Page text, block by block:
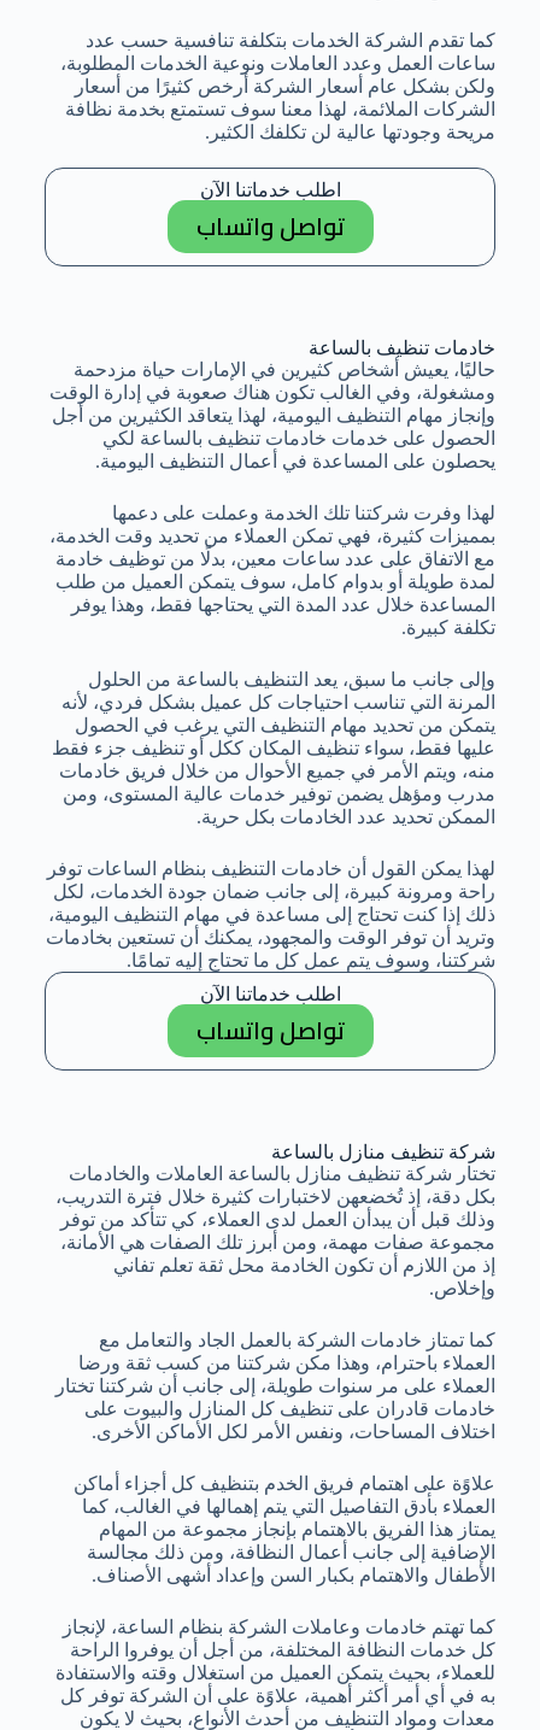
كما تقدم الشركة الخدمات بتكلفة تنافسية حسب عدد
ساعات العمل وعدد العاملات ونوعية الخدمات المطلوبة،
ولكن بشكل عام أسعار الشركة أرخص كثيرًا من أسعار
الشركات الملائمة، لهذا معنا سوف تستمتع بخدمة نظافة
مريحة وجودتها عالية لن تكلفك الكثير.
اطلب خدماتنا الآن
تواصل واتساب
خادمات تنظيف بالساعة
حاليًا، يعيش أشخاص كثيرين في الإمارات حياة مزدحمة
ومشغولة، وفي الغالب تكون هناك صعوبة في إدارة الوقت
وإنجاز مهام التنظيف اليومية، لهذا يتعاقد الكثيرين من أجل
الحصول على خدمات خادمات تنظيف بالساعة لكي
يحصلون على المساعدة في أعمال التنظيف اليومية.
لهذا وفرت شركتنا تلك الخدمة وعملت على دعمها
بمميزات كثيرة، فهي تمكن العملاء من تحديد وقت الخدمة،
مع الاتفاق على عدد ساعات معين، بدلًا من توظيف خادمة
لمدة طويلة أو بدوام كامل، سوف يتمكن العميل من طلب
المساعدة خلال عدد المدة التي يحتاجها فقط، وهذا يوفر
تكلفة كبيرة.
وإلى جانب ما سبق، يعد التنظيف بالساعة من الحلول
المرنة التي تناسب احتياجات كل عميل بشكل فردي، لأنه
يتمكن من تحديد مهام التنظيف التي يرغب في الحصول
عليها فقط، سواء تنظيف المكان ككل أو تنظيف جزء فقط
منه، ويتم الأمر في جميع الأحوال من خلال فريق خادمات
مدرب ومؤهل يضمن توفير خدمات عالية المستوى، ومن
الممكن تحديد عدد الخادمات بكل حرية.
لهذا يمكن القول أن خادمات التنظيف بنظام الساعات توفر
راحة ومرونة كبيرة، إلى جانب ضمان جودة الخدمات، لكل
ذلك إذا كنت تحتاج إلى مساعدة في مهام التنظيف اليومية،
وتريد أن توفر الوقت والمجهود، يمكنك أن تستعين بخادمات
شركتنا، وسوف يتم عمل كل ما تحتاج إليه تمامًا.
اطلب خدماتنا الآن
تواصل واتساب
شركة تنظيف منازل بالساعة
تختار شركة تنظيف منازل بالساعة العاملات والخادمات
بكل دقة، إذ تُخضعهن لاختبارات كثيرة خلال فترة التدريب،
وذلك قبل أن يبدأن العمل لدى العملاء، كي تتأكد من توفر
مجموعة صفات مهمة، ومن أبرز تلك الصفات هي الأمانة،
إذ من اللازم أن تكون الخادمة محل ثقة تعلم تفاني
وإخلاص.
كما تمتاز خادمات الشركة بالعمل الجاد والتعامل مع
العملاء باحترام، وهذا مكن شركتنا من كسب ثقة ورضا
العملاء على مر سنوات طويلة، إلى جانب أن شركتنا تختار
خادمات قادران على تنظيف كل المنازل والبيوت على
اختلاف المساحات، ونفس الأمر لكل الأماكن الأخرى.
علاوًة على اهتمام فريق الخدم بتنظيف كل أجزاء أماكن
العملاء بأدق التفاصيل التي يتم إهمالها في الغالب، كما
يمتاز هذا الفريق بالاهتمام بإنجاز مجموعة من المهام
الإضافية إلى جانب أعمال النظافة، ومن ذلك مجالسة
الأطفال والاهتمام بكبار السن وإعداد أشهى الأصناف.
كما تهتم خادمات وعاملات الشركة بنظام الساعة، لإنجاز
كل خدمات النظافة المختلفة، من أجل أن يوفروا الراحة
للعملاء، بحيث يتمكن العميل من استغلال وقته والاستفادة
به في أي أمر أكثر أهمية، علاوًة على أن الشركة توفر كل
معدات ومواد التنظيف من أحدث الأنواع، بحيث لا يكون